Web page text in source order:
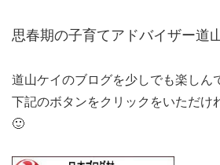
思春期の子育てアドバイザー道
道山ケイのブログを少しでも楽しん
下記のボタンをクリックをいただけ
🙂